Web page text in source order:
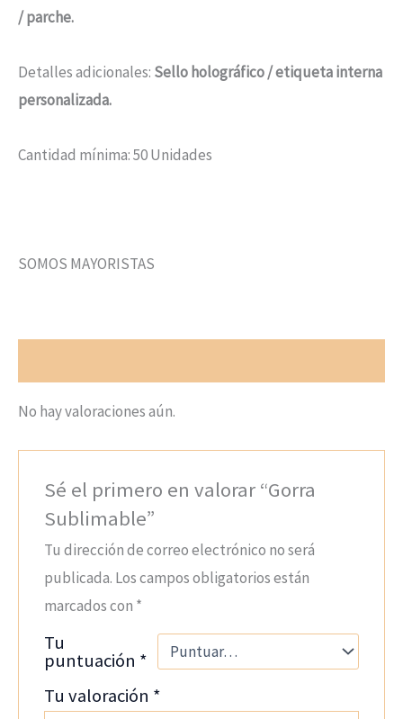
/ parche.
Detalles adicionales: Sello holográfico / etiqueta interna
personalizada.
Cantidad mínima: 50 Unidades
SOMOS MAYORISTAS
No hay valoraciones aún.
Sé el primero en valorar “Gorra
Sublimable”
Tu dirección de correo electrónico no será
publicada. Los campos obligatorios están
marcados con *
Tu
puntuación *
Tu valoración *